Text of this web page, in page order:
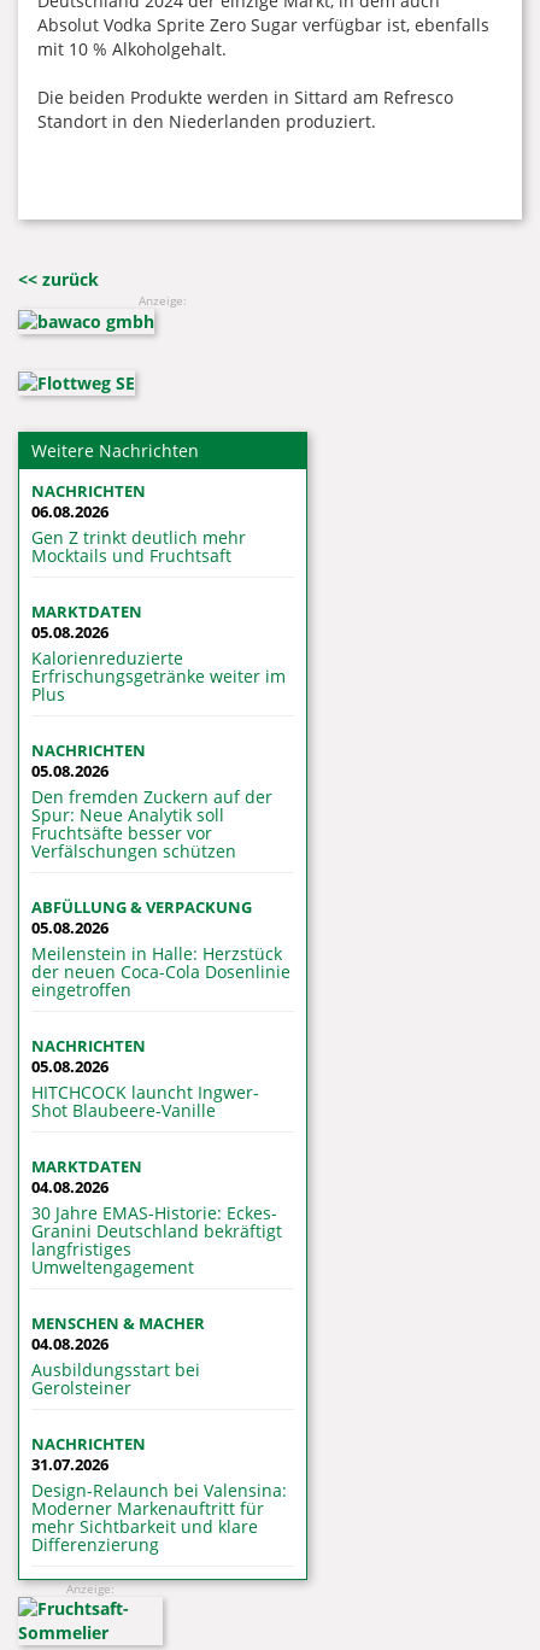
Absolut Vodka Sprite Zero Sugar verfügbar ist, ebenfalls
mit 10 % Alkoholgehalt.
Die beiden Produkte werden in Sittard am Refresco
Standort in den Niederlanden produziert.
<< zurück
Anzeige:
Weitere Nachrichten
NACHRICHTEN
06.08.2026
Gen Z trinkt deutlich mehr
Mocktails und Fruchtsaft
MARKTDATEN
05.08.2026
Kalorienreduzierte
Erfrischungsgetränke weiter im
Plus
NACHRICHTEN
05.08.2026
Den fremden Zuckern auf der
Spur: Neue Analytik soll
Fruchtsäfte besser vor
Verfälschungen schützen
ABFÜLLUNG & VERPACKUNG
05.08.2026
Meilenstein in Halle: Herzstück
der neuen Coca-Cola Dosenlinie
eingetroffen
NACHRICHTEN
05.08.2026
HITCHCOCK launcht Ingwer-
Shot Blaubeere-Vanille
MARKTDATEN
04.08.2026
30 Jahre EMAS-Historie: Eckes-
Granini Deutschland bekräftigt
langfristiges
Umweltengagement
MENSCHEN & MACHER
04.08.2026
Ausbildungsstart bei
Gerolsteiner
NACHRICHTEN
31.07.2026
Design-Relaunch bei Valensina:
Moderner Markenauftritt für
mehr Sichtbarkeit und klare
Differenzierung
Anzeige: